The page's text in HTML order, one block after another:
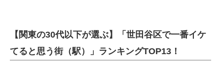
【関東の30代以下が選ぶ】「世田谷区で一番イケ
てると思う街（駅）」ランキングTOP13！